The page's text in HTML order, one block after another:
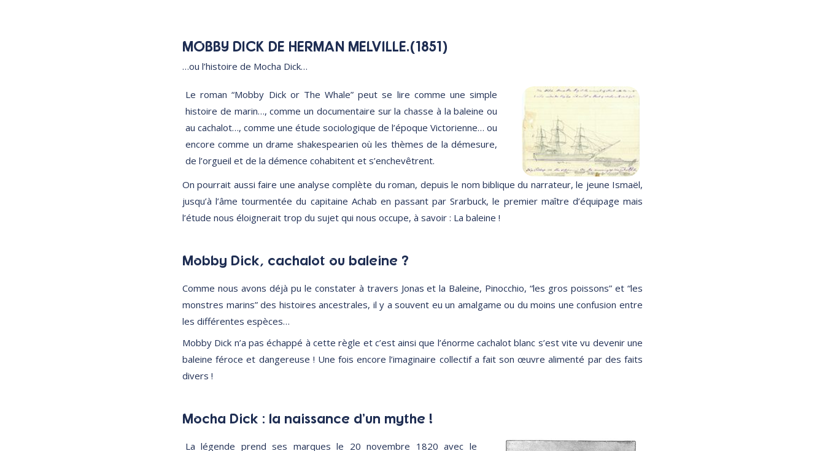
MOBBY DICK DE HERMAN MELVILLE.(1851)
…ou l’histoire de Mocha Dick…
Le roman “Mobby Dick or The Whale” peut se lire comme une simple
histoire de marin…, comme un documentaire sur la chasse à la baleine ou
au cachalot…, comme une étude sociologique de l’époque Victorienne… ou
encore comme un drame shakespearien où les thèmes de la démesure,
de l’orgueil et de la démence cohabitent et s’enchevêtrent.
On pourrait aussi faire une analyse complète du roman, depuis le nom biblique du narrateur, le jeune Ismaël,
jusqu’à l’âme tourmentée du capitaine Achab en passant par Srarbuck, le premier maître d’équipage mais
l’étude nous éloignerait trop du sujet qui nous occupe, à savoir : La baleine !
Mobby Dick, cachalot ou baleine ?
Comme nous avons déjà pu le constater à travers Jonas et la Baleine, Pinocchio, “les gros poissons” et “les
monstres marins” des histoires ancestrales, il y a souvent eu un amalgame ou du moins une confusion entre
les différentes espèces…
Mobby Dick n’a pas échappé à cette règle et c’est ainsi que l’énorme cachalot blanc s’est vite vu devenir une
baleine féroce et dangereuse ! Une fois encore l’imaginaire collectif a fait son œuvre alimenté par des faits
divers !
Mocha Dick : la naissance d’un mythe !
La légende prend ses marques le 20 novembre 1820 avec le